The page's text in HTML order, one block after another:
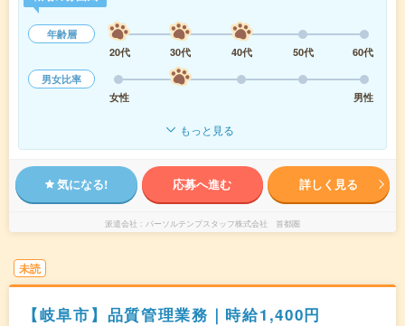
年齢層
20代
30代 40代 50代
60代
男女比率
女性
男性
もっと見る
気になる! 応募へ進む 詳しく見る
派遣会社 パーソルテンプスタッフ株式会社 首都圏
未読
【岐阜市】品質管理業務｜時給1,400円